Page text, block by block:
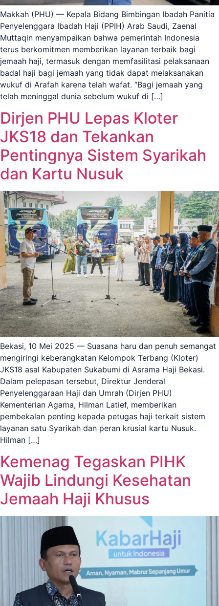
Makkah (PHU) — Kepala Bidang Bimbingan Ibadah Panitia
Penyelenggara Ibadah Haji (PPIH) Arab Saudi, Zaenal
Muttaqin menyampaikan bahwa pemerintah Indonesia
terus berkomitmen memberikan layanan terbaik bagi
jemaah haji, termasuk dengan memfasilitasi pelaksanaan
badal haji bagi jemaah yang tidak dapat melaksanakan
wukuf di Arafah karena telah wafat. “Bagi jemaah yang
telah meninggal dunia sebelum wukuf di […]
Dirjen PHU Lepas Kloter
JKS18 dan Tekankan
Pentingnya Sistem Syarikah
dan Kartu Nusuk
Bekasi, 10 Mei 2025 — Suasana haru dan penuh semangat
mengiringi keberangkatan Kelompok Terbang (Kloter)
JKS18 asal Kabupaten Sukabumi di Asrama Haji Bekasi.
Dalam pelepasan tersebut, Direktur Jenderal
Penyelenggaraan Haji dan Umrah (Dirjen PHU)
Kementerian Agama, Hilman Latief, memberikan
pembekalan penting kepada petugas haji terkait sistem
layanan satu Syarikah dan peran krusial kartu Nusuk.
Hilman […]
Kemenag Tegaskan PIHK
Wajib Lindungi Kesehatan
Jemaah Haji Khusus